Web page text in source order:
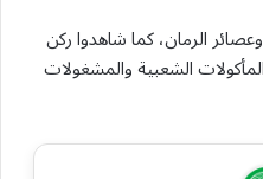
الرمان، كما شاهدوا ركن
الشعبية والمشغولات